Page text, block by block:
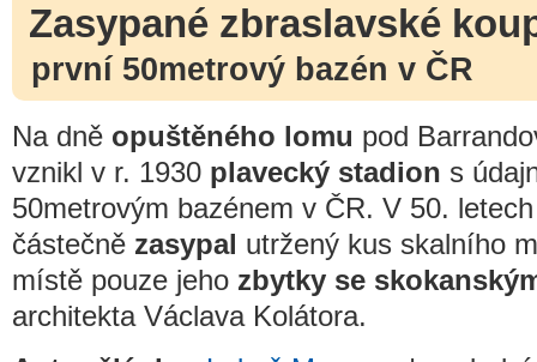
Zasypané zbraslavské
první 50metrový bazén v ČR
Na dně opuštěného lomu pod
vznikl v r. 1930 plavecký stadion s
50metrovým bazénem v ČR. V 50.
částečně zasypal utržený kus skalního
místě pouze jeho zbytky se
architekta Václava Kolátora.